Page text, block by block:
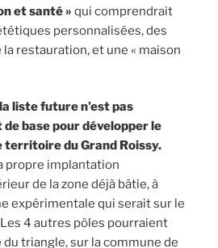
et santé » qui comprendrait
personnalisées, des
restauration, et une « maison
liste future n’est pas
base pour développer le
territoire du Grand Roissy.
propre implantation
de la zone déjà bâtie, à
expérimentale qui serait sur le
4 autres pôles pourraient
triangle, sur la commune de